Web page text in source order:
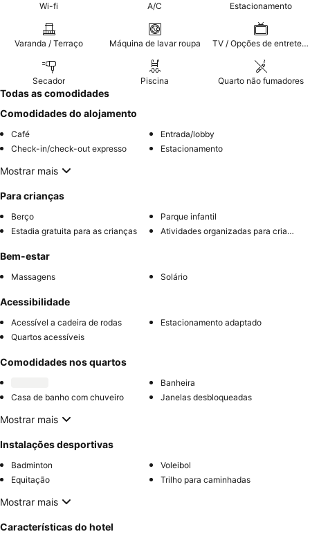
Wi-fi A/C Estacionamento
Varanda / Terraço Máquina de lavar roupa TV / Opções de entretenimento
Secador Piscina Quarto não fumadores
Todas as comodidades
Comodidades do alojamento
Café
Entrada/lobby
Check-in/check-out expresso
Estacionamento
Mostrar mais
Para crianças
Berço
Parque infantil
Estadia gratuita para as crianças
Atividades organizadas para crianças
Bem-estar
Massagens Solário
Acessibilidade
Acessível a cadeira de rodas
Estacionamento adaptado
Quartos acessíveis
Comodidades nos quartos
Banheira
Casa de banho com chuveiro
Janelas desbloqueadas
Mostrar mais
Instalações desportivas
Badminton
Voleibol
Equitação
Trilho para caminhadas
Mostrar mais
Características do hotel